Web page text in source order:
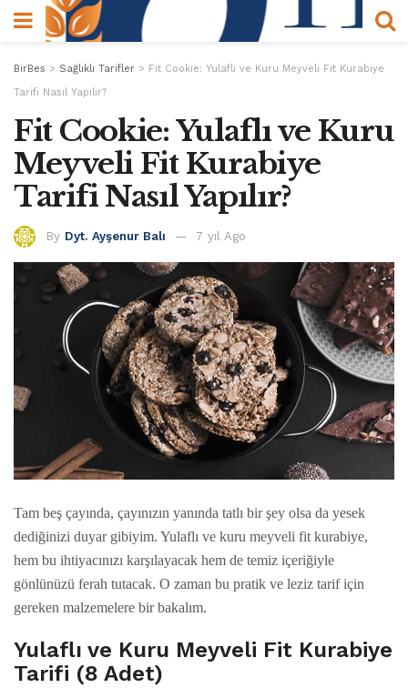
BirBes > Sağlıklı Tarifler > Fit Cookie: Yulaflı ve Kuru Meyveli Fit Kurabiye
Tarifi Nasıl Yapılır?
Fit Cookie: Yulaflı ve Kuru
Meyveli Fit Kurabiye
Tarifi Nasıl Yapılır?
By Dyt. Ayşenur Balı 7 yıl Ago
Tam beş çayında, çayınızın yanında tatlı bir şey olsa da yesek
dediğinizi duyar gibiyim. Yulaflı ve kuru meyveli fit kurabiye,
hem bu ihtiyacınızı karşılayacak hem de temiz içeriğiyle
gönlünüzü ferah tutacak. O zaman bu pratik ve leziz tarif için
gereken malzemelere bir bakalım.
Yulaflı ve Kuru Meyveli Fit Kurabiye
Tarifi (8 Adet)